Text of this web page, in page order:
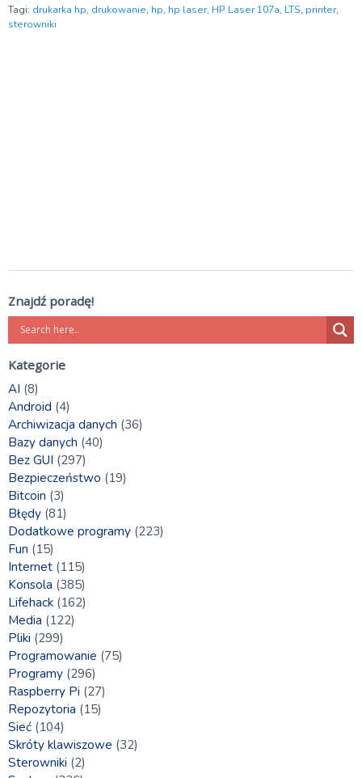
Tagi: drukarka hp, drukowanie, hp, hp laser, HP Laser 107a, LTS, printer,
sterowniki
Znajdź poradę!
Kategorie
AI (8)
Android (4)
Archiwizacja danych (36)
Bazy danych (40)
Bez GUI (297)
Bezpieczeństwo (19)
Bitcoin (3)
Błędy (81)
Dodatkowe programy (223)
Fun (15)
Internet (115)
Konsola (385)
Lifehack (162)
Media (122)
Pliki (299)
Programowanie (75)
Programy (296)
Raspberry Pi (27)
Repozytoria (15)
Sieć (104)
Skróty klawiszowe (32)
Sterowniki (2)